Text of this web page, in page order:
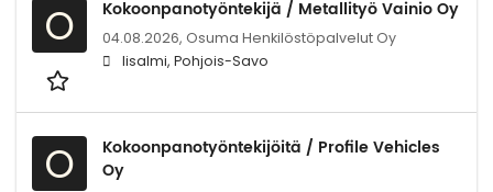
O Kokoonpanotyöntekijä / Metallityö Vainio Oy
04.08.2026, Osuma Henkilöstöpalvelut Oy
Iisalmi, Pohjois-Savo
O
Kokoonpanotyöntekijöitä / Profile Vehicles
Oy